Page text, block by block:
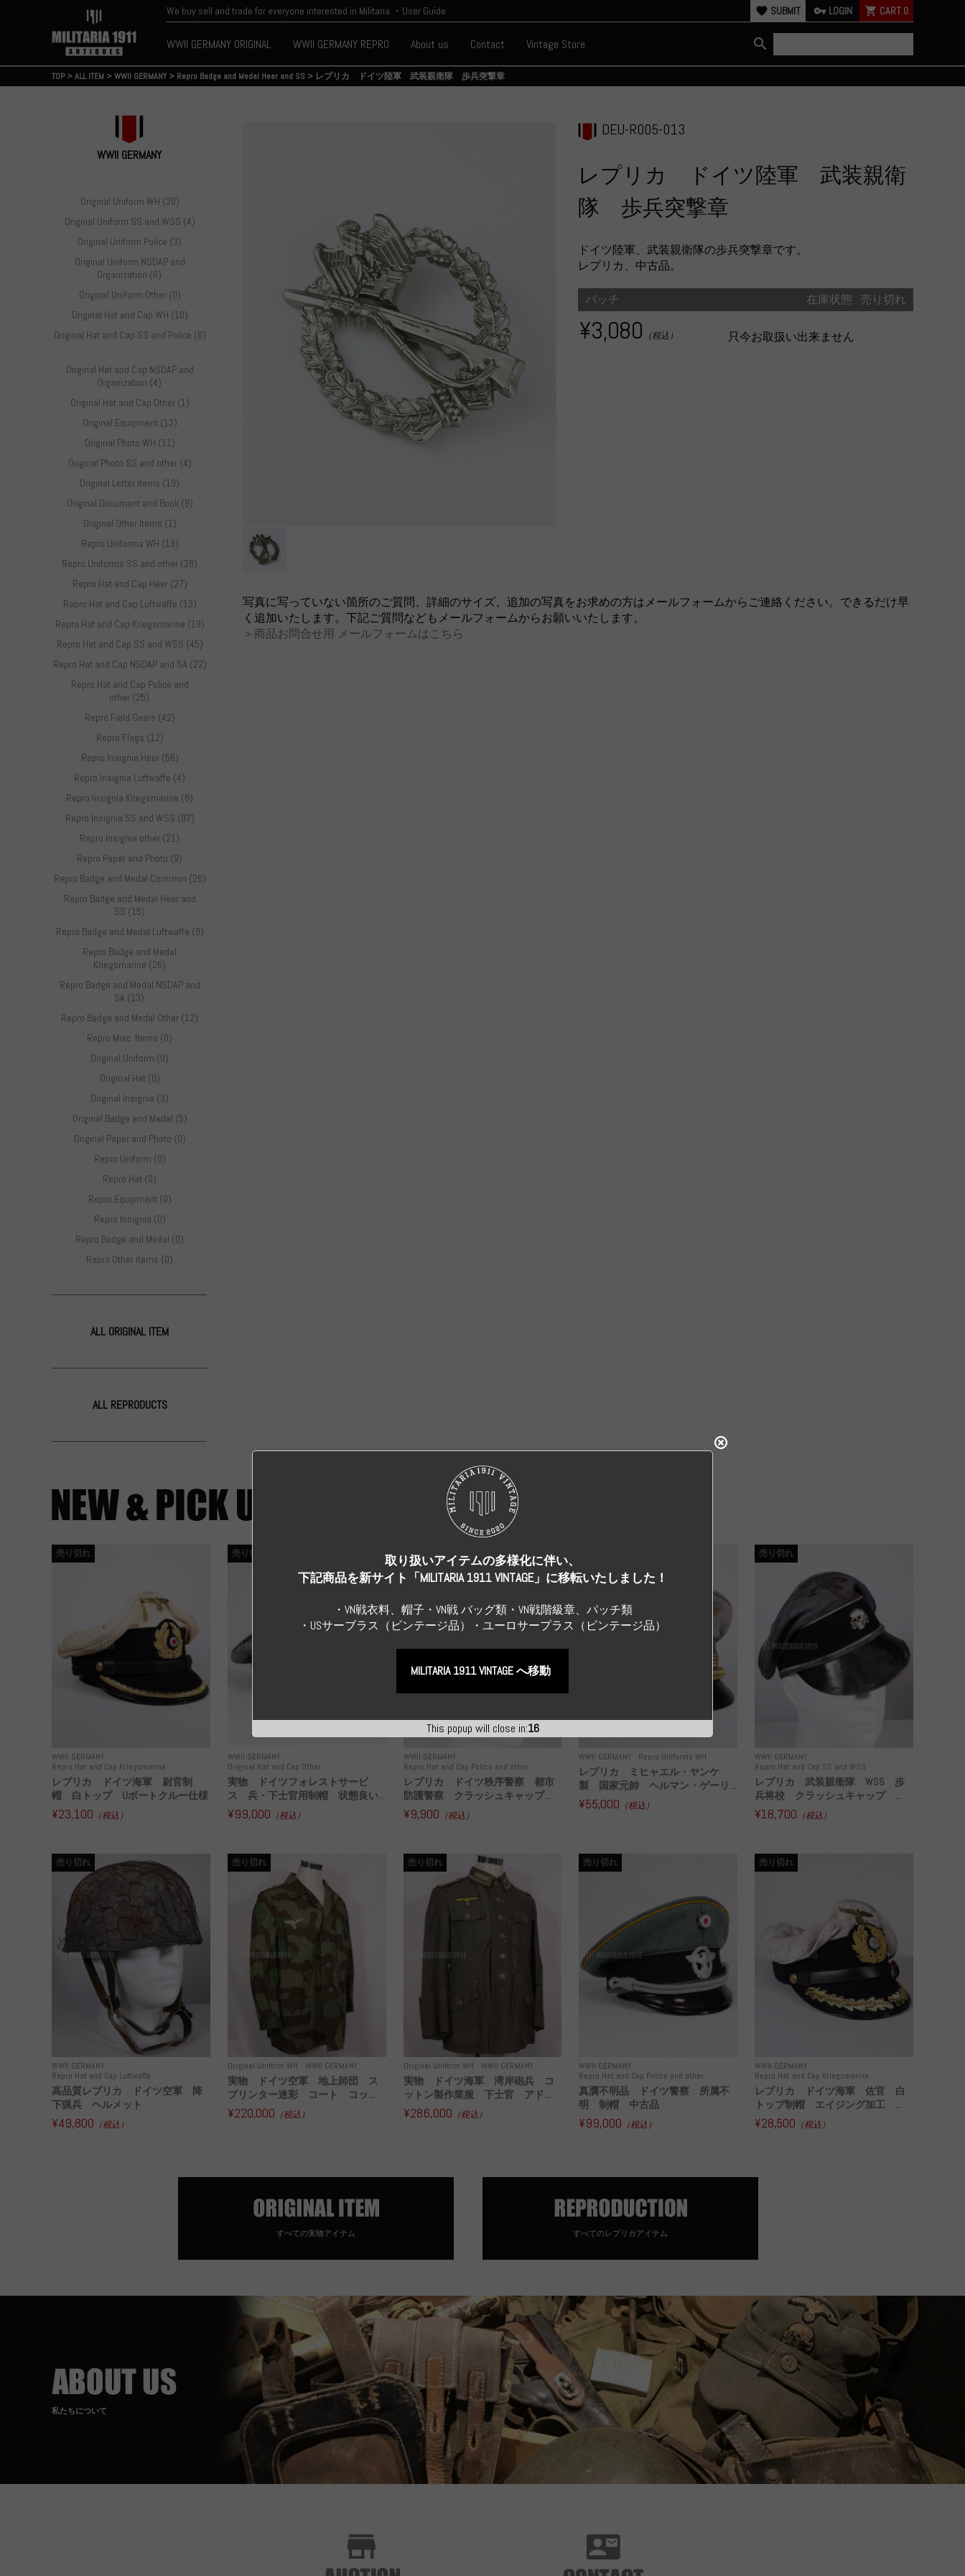
We buy sell and trade for everyone interested in Militaria.・User Guide favorite SUBMIT vpn_key LOGIN shopping_cart CART 0
WWII GERMANY ORIGINAL WWII GERMANY REPRO About us Contact Vintage Store search
TOP>ALL ITEM >WWII GERMANY > Repro Badge and Medal Heer and SS > レプリカ ドイツ陸軍 武装親衛隊 歩兵突撃章
WWII GERMANY
Original Uniform WH (20)
Original Uniform SS and WSS (4)
Original Uniform Police (3)
Original Uniform NSDAP and
Organization (6)
Original Uniform Other (0)
Original Hat and Cap WH (10)
Original Hat and Cap SS and Police (6)
Original Hat and Cap NSDAP and
Organization (4)
Original Hat and Cap Other (1)
Original Equipment (13)
Original Photo WH (11)
Original Photo SS and other (4)
Original Letter items (19)
Original Document and Book (9)
Original Other Items (1)
Repro Uniforms WH (19)
Repro Uniforms SS and other (28)
Repro Hat and Cap Heer (27)
Repro Hat and Cap Luftwaffe (13)
Repro Hat and Cap Kriegsmarine (19)
Repro Hat and Cap SS and WSS (45)
Repro Hat and Cap NSDAP and SA (22)
Repro Hat and Cap Police and
other (25)
Repro Field Gears (42)
Repro Flags (12)
Repro Insignia Heer (56)
Repro Insignia Luftwaffe (4)
Repro Insignia Kriegsmarine (8)
Repro Insignia SS and WSS (97)
Repro Insignia other (21)
Repro Paper and Photo (9)
Repro Badge and Medal Common (26)
Repro Badge and Medal Heer and
SS (15)
Repro Badge and Medal Luftwaffe (9)
Repro Badge and Medal
Kriegsmarine (26)
Repro Badge and Medal NSDAP and
SA (13)
Repro Badge and Medal Other (12)
Repro Misc. Items (0)
Original Uniform (0)
Original Hat (0)
Original Insignia (3)
Original Badge and Medal (5)
Original Paper and Photo (0)
Repro Uniform (0)
Repro Hat (0)
Repro Equipment (0)
Repro Insignia (0)
Repro Badge and Medal (0)
Repro Other items (0)
ALL ORIGINAL ITEM
ALL REPRODUCTS
DEU-R005-013
レプリカ ドイツ陸軍 武装親衛
隊 歩兵突撃章
ドイツ陸軍、武装親衛隊の歩兵突撃章です。
レプリカ、中古品。
バッチ 在庫状態 : 売り切れ
¥3,080 （税込） 只今お取扱い出来ません
写真に写っていない箇所のご質問、詳細のサイズ、追加の写真をお求めの方はメールフォームからご連絡ください。できるだけ早
く追加いたします。下記ご質問などもメールフォームからお願いいたします。
＞商品お問合せ用 メールフォームはこちら
WWII GERMANY
Repro Hat and Cap Kriegsmarine
売り切れ
レプリカ ドイツ海軍 尉官制
帽 白トップ Uボートクルー仕様
¥23,100 （税込）
WWII GERMANY
Original Hat and Cap Other
売り切れ
実物 ドイツフォレストサービ
ス 兵・下士官用制帽 状態良い...
¥99,000 （税込）
WWII GERMANY
Repro Hat and Cap Police and other
売り切れ
レプリカ ドイツ秩序警察 都市
防護警察 クラッシュキャップ...
¥9,900 （税込）
WWII GERMANY Repro Uniforms WH
レプリカ ミヒャエル・ヤンケ
製 国家元帥 ヘルマン・ゲーリ...
¥55,000 （税込）
WWII GERMANY
Repro Hat and Cap SS and WSS
売り切れ
レプリカ 武装親衛隊 WSS 歩
兵将校 クラッシュキャップ ...
¥18,700 （税込）
WWII GERMANY
Repro Hat and Cap Luftwaffe
売り切れ
高品質レプリカ ドイツ空軍 降
下猟兵 ヘルメット
¥49,800 （税込）
Original Uniform WH WWII GERMANY
売り切れ
実物 ドイツ空軍 地上師団 ス
プリンター迷彩 コート コッ...
¥220,000 （税込）
Original Uniform WH WWII GERMANY
売り切れ
実物 ドイツ海軍 湾岸砲兵 コ
ットン製作業服 下士官 アド...
¥286,000 （税込）
WWII GERMANY
Repro Hat and Cap Police and other
売り切れ
真贋不明品 ドイツ警察 所属不
明 制帽 中古品
¥99,000 （税込）
WWII GERMANY
Repro Hat and Cap Kriegsmarine
売り切れ
レプリカ ドイツ海軍 佐官 白
トップ制帽 エイジング加工 ...
¥28,500 （税込）
すべての実物アイテム すべてのレプリカアイテム
私たちについて
This popup will close in:15
取り扱いアイテムの多様化に伴い、
下記商品を新サイト「MILITARIA 1911 VINTAGE」に移転いたしました！
・VN戦衣料、帽子・VN戦 バッグ類・VN戦階級章、パッチ類
・USサーブラス（ビンテージ品）・ユーロサープラス（ビンテージ品）
MILITARIA 1911 VINTAGE へ移動